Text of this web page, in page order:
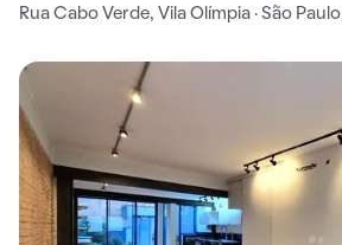
Rua Cabo Verde, Vila Olímpia · São Paulo